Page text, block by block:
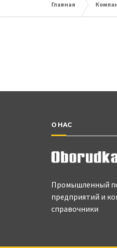
Главная
О НАС
Промышленный
предприятий и
справочники